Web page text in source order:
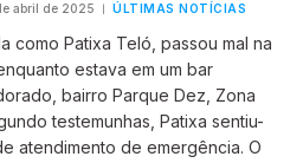
abril de 2025 ÚLTIMAS NOTÍCIAS
como Patixa Teló, passou mal na
estava em um bar
bairro Parque Dez, Zona
testemunhas, Patixa sentiu-
atendimento de emergência. O